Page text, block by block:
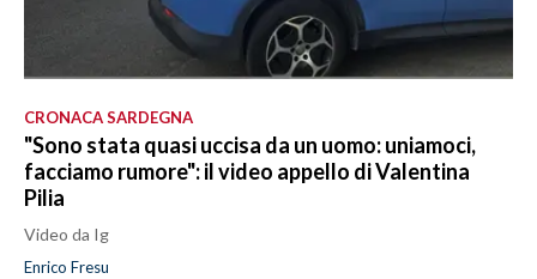
CRONACA SARDEGNA
"Sono stata quasi uccisa da un uomo: uniamoci,
facciamo rumore": il video appello di Valentina
Pilia
Video da Ig
Enrico Fresu